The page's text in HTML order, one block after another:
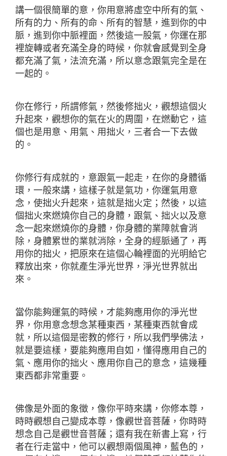
講一個很簡單的意，你用意將虛空中所有的氣、
所有的力、所有的命、所有的智慧，進到你的中
脈，進到你中脈裡面，然後這一股氣，你運在那
裡旋轉或者充滿全身的時候，你就會感覺到全身
都充滿了氣，法流充滿，所以意念跟氣完全是在
一起的。
你在修行，所謂修氣，然後修拙火，觀想這個火
升起來，觀想你的氣在火的周圍，在燃動它，這
個也是用意、用氣、用拙火，三者合一下去做
的。
你修行有成就的，意跟氣一起走，在你的身體循
環，一般來講，這樣子就是氣功，你運氣用意
念，使拙火升起來，這就是拙火定；然後，以這
個拙火來燃燒你自己的身體，跟氣、拙火以及意
念一起來燃燒你的身體，你身體的業障就會消
除，身體累世的業就消除，全身的經脈通了，再
用你的拙火，把原來在這個心輪裡面的光明給它
釋放出來，你就產生淨光世界，淨光世界就出
來。
當你能夠運氣的時候，才能夠應用你的淨光世
界，你用意念想念某種東西，某種東西就會成
就，所以這個是密教的修行，所以我們學佛法，
就是要這樣，要能夠應用自如，懂得應用自己的
氣、應用你的拙火、應用你自己的意念，這幾種
東西都非常重要。
佛像是外面的象徵，像你平時來講，你修本尊，
時時觀想自己變成本尊，像觀世音菩薩，你時時
想念自己是觀世音菩薩；還有我在新書上寫，行
者在行走當中，他可以觀想兩個風神，藍色的，